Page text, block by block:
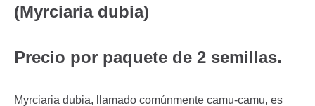
(Myrciaria dubia)
Precio por paquete de 2 semillas.
Myrciaria dubia, llamado comúnmente camu-camu, es